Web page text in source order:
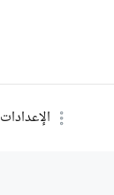
الإعدادات